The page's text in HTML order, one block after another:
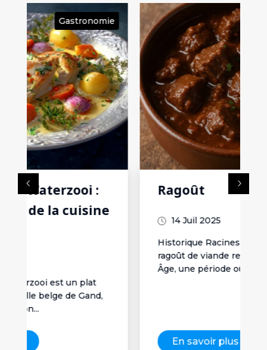
Gastronomie
Ragoût
Historique Racines médiévalesLe
ragoût de viande remonte au Moyen
Âge, une période où la cuisson...